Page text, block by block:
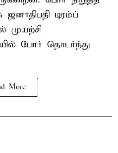
டிரம்ப்
போர் தொடர்ந்து
More